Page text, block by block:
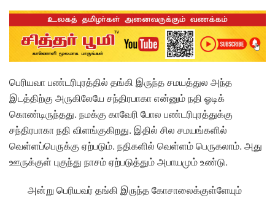
பெரியவா பண்டரிபுரத்தில் தங்கி இருந்த சமயத்துல அந்த
இடத்திற்கு அருகிலேயே சந்திரபாகா என்னும் நதி ஓடிக்
கொண்டிருந்தது. நமக்கு காவேரி போல பண்டரிபுரத்துக்கு
சந்திரபாகா நதி விளங்குகிறது. இதில் சில சமயங்களில்
வெள்ளப்பெருக்கு ஏற்படும். நதிகளில் வெள்ளம் பெருகலாம். அது
ஊருக்குள் புகுந்து நாசம் ஏற்படுத்தும் அபாயமும் உண்டு.
அன்று பெரியவர் தங்கி இருந்த கோசாலைக்குள்ளேயும்